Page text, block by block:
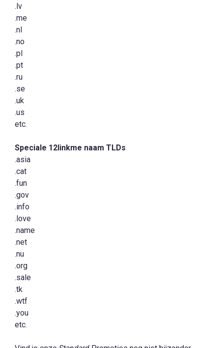
.lv
.me
.nl
.no
.pl
.pt
.ru
.se
.uk
.us
etc.
Speciale 12linkme naam TLDs
.asia
.cat
.fun
.gov
.info
.love
.name
.net
.nu
.org
.sale
.tk
.wtf
.you
etc.